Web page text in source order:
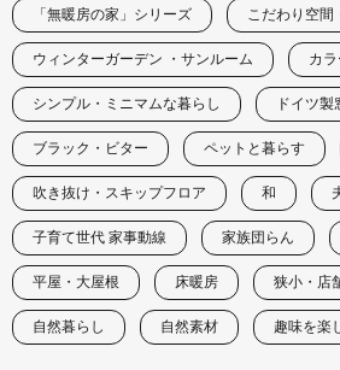
「無暖房の家」シリーズ こだわり空間
ウィンターガーデン ・サンルーム カ
シンプル・ミニマムな暮らし ドイツ
ブラック・ビター ペットと暮らす
吹き抜け・スキップフロア 和
子育て世代 家事動線 家族団らん
平屋・大屋根 床暖房 狭小・店
自然暮らし 自然素材 趣味を楽